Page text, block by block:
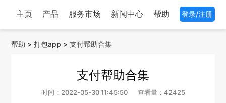
主页 产品 服务市场 新闻中心 帮助 登录/注册
帮助 >打包app >支付帮助合集
支付帮助合集
时间：2022-05-30 11:45:50 查看量：42425